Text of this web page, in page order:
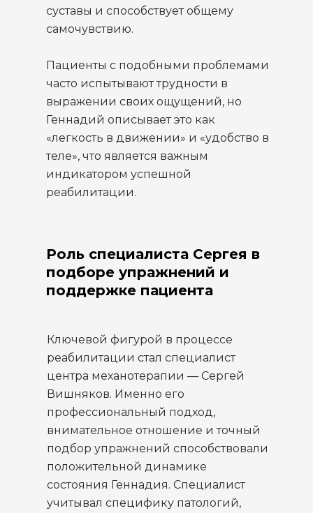
суставы и способствует общему
самочувствию.
Пациенты с подобными проблемами
часто испытывают трудности в
выражении своих ощущений, но
Геннадий описывает это как
«легкость в движении» и «удобство в
теле», что является важным
индикатором успешной
реабилитации.
Ключевой фигурой в процессе
реабилитации стал специалист
центра механотерапии — Сергей
Вишняков. Именно его
профессиональный подход,
внимательное отношение и точный
подбор упражнений способствовали
положительной динамике
состояния Геннадия. Специалист
учитывал специфику патологий,
Роль специалиста Сергея в
подборе упражнений и
поддержке пациента